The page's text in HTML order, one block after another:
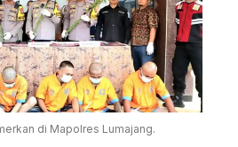
di Mapolres Lumajang.